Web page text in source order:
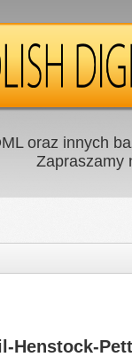
oraz innych
Zapraszamy
Henstock-